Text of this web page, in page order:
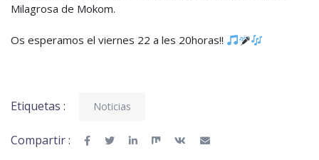
Milagrosa de Mokom.
Os esperamos el viernes 22 a les 20horas!!
Etiquetas : Noticias
Compartir :